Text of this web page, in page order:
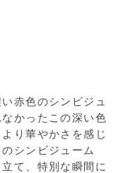
赤色のシンビジュ
かったこの深い色
り華やかさを感じ
シンビジューム
て、特別な瞬間に